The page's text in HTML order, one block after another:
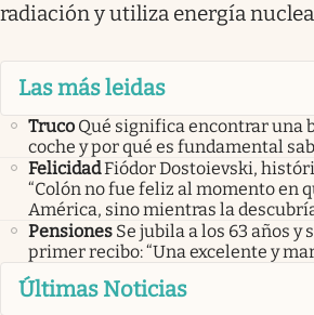
radiación y utiliza energía
Las más leidas
Truco Qué significa encontrar una
coche y por qué es fundamental
FelicidadFiódor Dostoievski,
“Colón no fue feliz al momento en
América, sino mientras la
Pensiones Se jubila a los 63 años y
primer recibo: “Una excelente y
Últimas Noticias